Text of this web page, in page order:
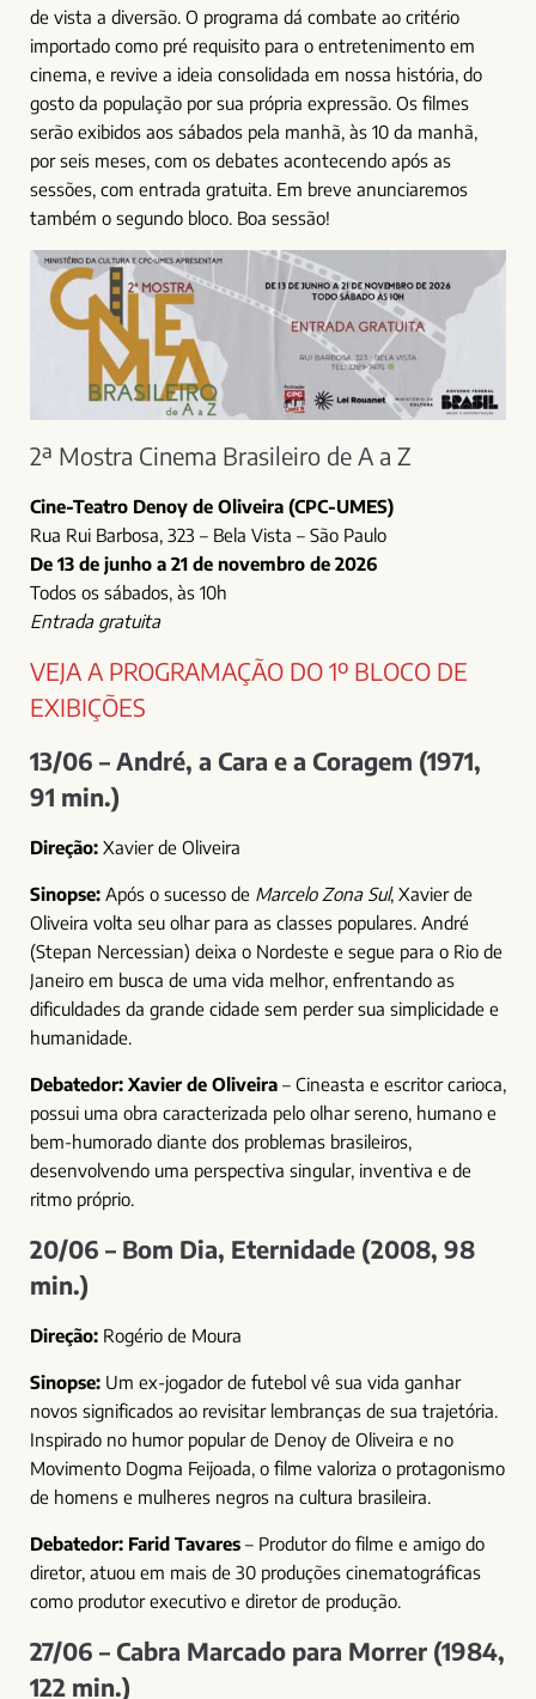
de vista a diversão. O programa dá combate ao critério
importado como pré requisito para o entretenimento em
cinema, e revive a ideia consolidada em nossa história, do
gosto da população por sua própria expressão. Os filmes
serão exibidos aos sábados pela manhã, às 10 da manhã,
por seis meses, com os debates acontecendo após as
sessões, com entrada gratuita. Em breve anunciaremos
também o segundo bloco. Boa sessão!
2ª Mostra Cinema Brasileiro de A a Z
Cine-Teatro Denoy de Oliveira (CPC-UMES)
Rua Rui Barbosa, 323 – Bela Vista – São Paulo
De 13 de junho a 21 de novembro de 2026
Todos os sábados, às 10h
Entrada gratuita
VEJA A PROGRAMAÇÃO DO 1º BLOCO DE
EXIBIÇÕES
13/06 – André, a Cara e a Coragem (1971,
91 min.)
Direção: Xavier de Oliveira
Sinopse: Após o sucesso de Marcelo Zona Sul, Xavier de
Oliveira volta seu olhar para as classes populares. André
(Stepan Nercessian) deixa o Nordeste e segue para o Rio de
Janeiro em busca de uma vida melhor, enfrentando as
dificuldades da grande cidade sem perder sua simplicidade e
humanidade.
Debatedor: Xavier de Oliveira – Cineasta e escritor carioca,
possui uma obra caracterizada pelo olhar sereno, humano e
bem-humorado diante dos problemas brasileiros,
desenvolvendo uma perspectiva singular, inventiva e de
ritmo próprio.
20/06 – Bom Dia, Eternidade (2008, 98
min.)
Direção: Rogério de Moura
Sinopse: Um ex-jogador de futebol vê sua vida ganhar
novos significados ao revisitar lembranças de sua trajetória.
Inspirado no humor popular de Denoy de Oliveira e no
Movimento Dogma Feijoada, o filme valoriza o protagonismo
de homens e mulheres negros na cultura brasileira.
Debatedor: Farid Tavares – Produtor do filme e amigo do
diretor, atuou em mais de 30 produções cinematográficas
como produtor executivo e diretor de produção.
27/06 – Cabra Marcado para Morrer (1984,
122 min.)